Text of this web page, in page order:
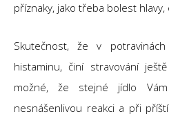
příznaky, jako třeba bolest
Skutečnost, že v
histaminu, činí stravování
možné, že stejné jídlo
nesnášenlivou reakci a při